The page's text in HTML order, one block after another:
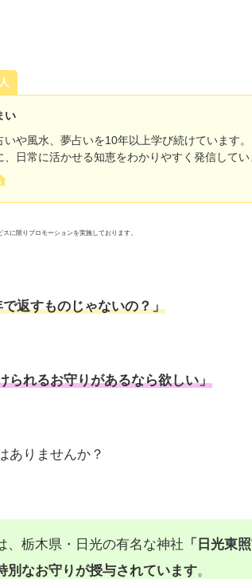
い
いや風水、夢占いを10年以上学び続けています
、日常に活かせる知恵をわかりやすく発信してい
に限りプロモーションを実施しております。
返すものじゃないの？」
られるお守りがあるなら欲しい」
ありませんか？
、栃木県・日光の有名な神社 「日光東
別なお守りが授与されています。